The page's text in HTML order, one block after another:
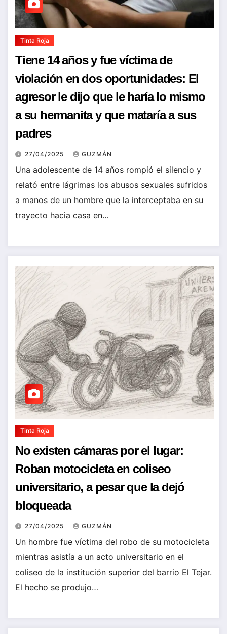
Tinta Roja
Tiene 14 años y fue víctima de
violación en dos oportunidades: El
agresor le dijo que le haría lo mismo
a su hermanita y que mataría a sus
padres
27/04/2025 GUZMÁN
Una adolescente de 14 años rompió el silencio y
relató entre lágrimas los abusos sexuales sufridos
a manos de un hombre que la interceptaba en su
trayecto hacia casa en…
Tinta Roja
No existen cámaras por el lugar:
Roban motocicleta en coliseo
universitario, a pesar que la dejó
bloqueada
27/04/2025 GUZMÁN
Un hombre fue víctima del robo de su motocicleta
mientras asistía a un acto universitario en el
coliseo de la institución superior del barrio El Tejar.
El hecho se produjo…